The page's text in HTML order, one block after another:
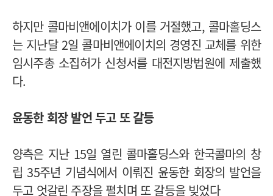
하지만 콜마비앤에이치가 이를 거절했고, 콜마홀딩스
는 지난달 2일 콜마비앤에이치의 경영진 교체를 위한
임시주총 소집허가 신청서를 대전지방법원에 제출했
다.
윤동한 회장 발언 두고 또 갈등
양측은 지난 15일 열린 콜마홀딩스와 한국콜마의 창
립 35주년 기념식에서 이뤄진 윤동한 회장의 발언을
두고 엇갈린 주장을 펼치며 또 갈등을 빚었다